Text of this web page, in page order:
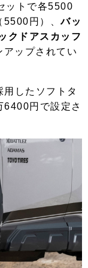
ットで各5500
5500円）、バッ
クドアスカッフ
アップされてい
したソフトタ
6400円で設定さ